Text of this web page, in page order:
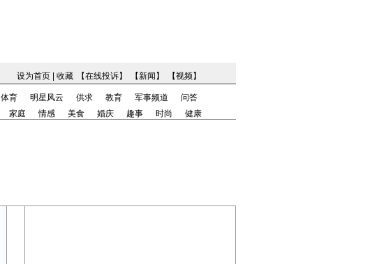
设为首页 收藏 【在线投诉】 【新闻 】 【视频】
体育 明星风云 供求 教育 军事频道
问答
家庭 情感 美食 婚庆 趣事 时尚 健康